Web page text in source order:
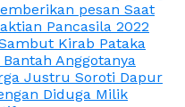
pesan Saat
Pancasila 2022
Kirab Pataka
Anggotanya
Justru Soroti Dapur
Diduga Milik